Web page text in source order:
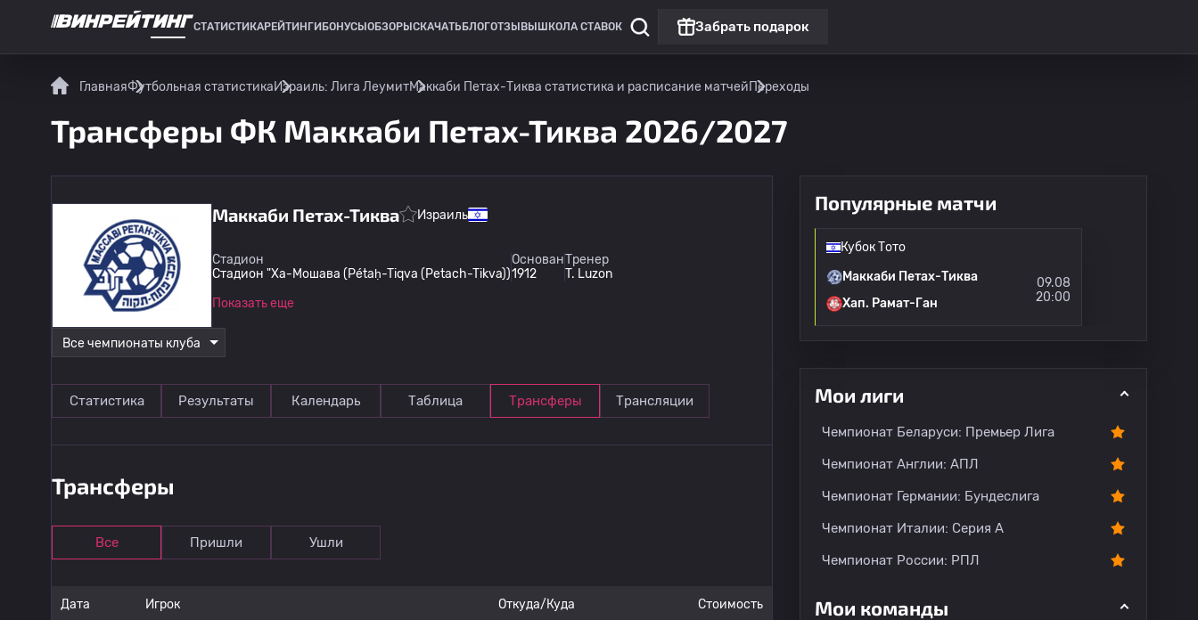
СТАТИСТИКАРЕЙТИНГИ БОНУСЫ ОБЗОРЫ СКАЧАТЬ БЛОГОТЗЫВЫ ШКОЛА СТАВОК Забрать подарок
ГлавнаяФутбольная статистикаИзраиль: Лига ЛеумитМаккаби Петах-Тиква статистика и расписание матчейПереходы
Трансферы ФК Маккаби Петах-Тиква 2026/2027
Маккаби Петах-Тиква Израиль
Стадион
Стадион "Ха-Мошава (Pétaḥ-Tiqva (Petach-Tikva))
Основан
1912
Тренер
T. Luzon
Показать еще
Все чемпионаты клуба
Статистика Результаты Календарь Таблица Трансферы Трансляции
Трансферы
Все Пришли Ушли
Дата Игрок Откуда/Куда Стоимость
Популярные матчи
Кубок Тото
Маккаби Петах-Тиква
Хап. Рамат-Ган
09.08
20:00
Мои лиги
Чемпионат Беларуси: Премьер Лига
Чемпионат Англии: АПЛ
Чемпионат Германии: Бундеслига
Чемпионат Италии: Серия А
Чемпионат России: РПЛ
Мои команды